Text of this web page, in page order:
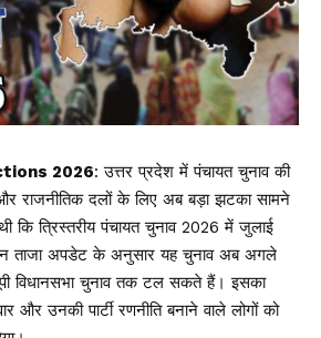
2026: उत्तर प्रदेश मेंपंचायत चुनावकी
और राजनीतिक दलों के लिए अब बड़ा झटका सामने
कि त्रिस्तरीय पंचायत चुनाव 2026 में जुलाई
ताजा अपडेट के अनुसार यह चुनाव अब अगले
विधानसभा चुनाव तक टल सकते हैं। इसका
और उनकी पार्टी रणनीति बनाने वाले लोगों को